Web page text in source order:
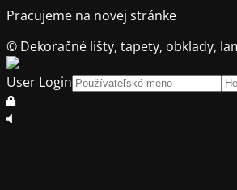
Pracujeme na novej stránke
© Dekoračné lišty, tapety, obklady,
User Login